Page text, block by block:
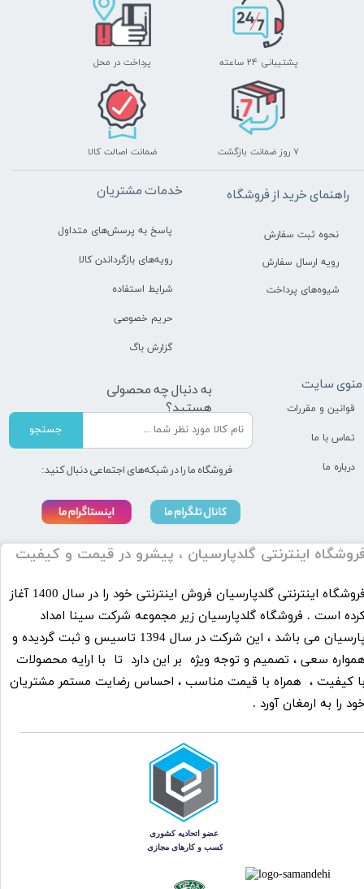
اینترنتی گلدپارسیان ، پیشرو در قیمت و کیفیت
​فروشگاه اینترنتی گلدپارسیان فروش اینترنتی خود را در سال 1400 آغاز
است . فروشگاه گلدپارسیان زیر مجموعه شرکت سینا امداد
پارسیان می باشد ، این شرکت در سال 1394 تاسیس و ثبت گردیده و
سعی ، تصمیم و توجه ویژه بر این دارد تا با ارايه محصولات
کیفیت ، همراه با قیمت مناسب ، احساس رضایت مستمر مشتریان
را به ارمغان آورد .
پشتیبانی ۲۴ ساعته پرداخت در محل
۷ روز ضمانت بازگشت ضمانت اصالت کالا
راهنمای خرید از فروشگاه
نحوه ثبت سفارش
رویه ارسال سفارش
شیوه‌های پرداخت
خدمات مشتریان
پاسخ به پرسش‌های متداول
رویه‌های بازگرداندن کالا
شرایط استفاده
حریم خصوصی
گزارش باگ
منوی سایت
قوانین و مقررات
تماس با ما
درباره ما
به دنبال چه محصولی
هستید؟
جستجو
فروشگاه ما را در شبکه‌های اجتماعی دنبال کنید: